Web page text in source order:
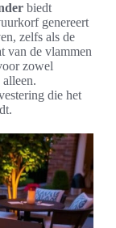
biedt
genereert
zelfs als de
van de vlammen
zowel
die het